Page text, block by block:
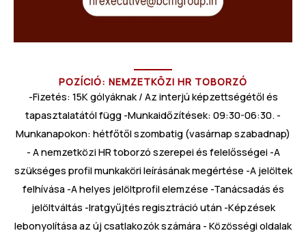
POZÍCIÓ: NEMZETKÖZI HR TOBORZÓ
-Fizetés: 15K gólyáknak / Az interjú képzettségétől és
tapasztalatától függ -Munkaidőzítések: 09:30-06:30. -
Munkanapokon: hétfőtől szombatig (vasárnap szabadnap)
- A nemzetközi HR toborzó szerepei és felelősségei -A
szükséges profil munkaköri leírásának megértése -A jelöltek
felhívása -A helyes jelöltprofil elemzése -Tanácsadás és
jelöltváltás -Iratgyűjtés regisztráció után -Képzések
lebonyolítása az új csatlakozók számára - Közösségi oldalak